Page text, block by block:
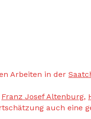
Arbeiten in der
Franz Josef Altenburg,
auch eine